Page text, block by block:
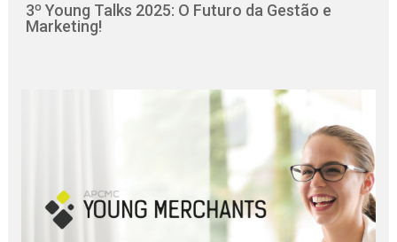
3º Young Talks 2025: O Futuro da Gestão e
Marketing!